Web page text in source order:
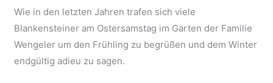
Wie in den letzten Jahren trafen sich viele
Blankensteiner am Ostersamstag im Garten der Familie
Wengeler um den Frühling zu begrüßen und dem Winter
endgültig adieu zu sagen.